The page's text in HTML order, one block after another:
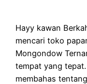
Hayy kawan
mencari toko
Mongondow
tempat yang
membahas